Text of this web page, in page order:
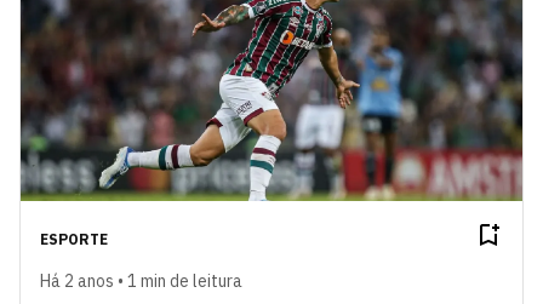
ESPORTE
Há 2 anos • 1 min de leitura